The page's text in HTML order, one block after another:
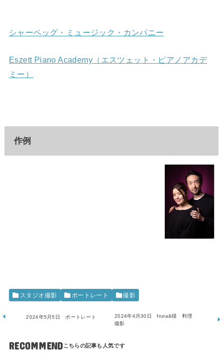
シャーペッグ・ミュージック・カンパニー
Eszett Piano Academy（エスツェット・ピアノアカデ
ミー）
作例
スタジオ撮影 ポートレート 撮影
2024年5月5日 ポートレート
2024年4月30日 fruta&様 料理
撮影
RECOMMEND